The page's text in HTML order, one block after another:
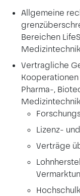
Allgemeine
Bereichen
Vertragliche
Pharma-,
Lizenz-
Verträge